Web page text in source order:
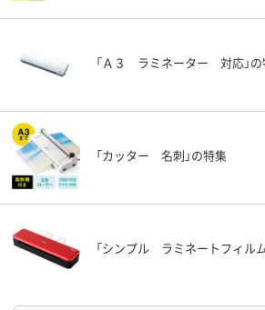
「Ａ３ ラミネーター 対応」の
「カッター 名刺」の特集
「シンプル ラミネートフィル